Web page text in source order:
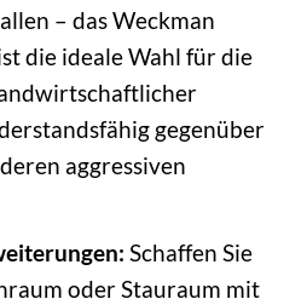
– das Weckman
die ideale Wahl für die
gegenüber
aggressiven
Schaffen Sie
oder Stauraum mit